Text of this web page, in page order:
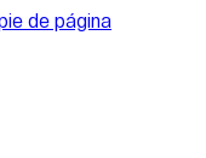
de página